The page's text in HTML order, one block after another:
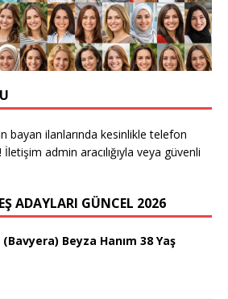
bayan ilanlarında kesinlikle telefon
admin aracılığıyla veya güvenli
ADAYLARI GÜNCEL 2026
Beyza Hanım 38 Yaş